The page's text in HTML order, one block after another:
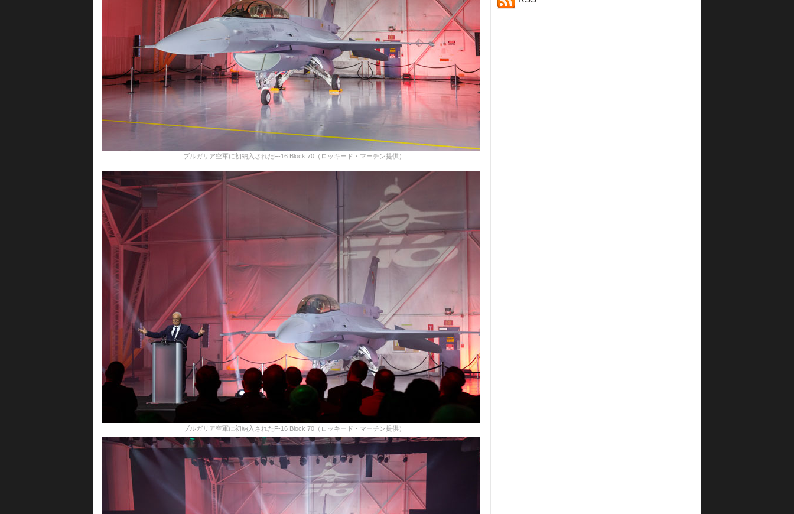
ブルガリア空軍に初納入されたF-16 Block 70（ロッキード・マーチン提供）
ブルガリア空軍に初納入されたF-16 Block 70（ロッキード・マーチン提供）